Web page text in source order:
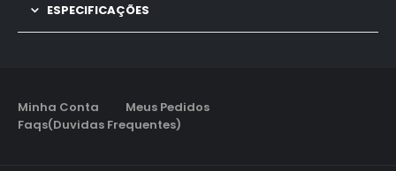
ESPECIFICAÇÕES
Minha Conta
Meus Pedidos
Faqs(Duvidas Frequentes)